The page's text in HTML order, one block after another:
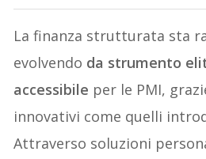
La finanza strutturata sta
evolvendo da strumento
accessibile per le PMI,
innovativi come quelli
Attraverso soluzioni